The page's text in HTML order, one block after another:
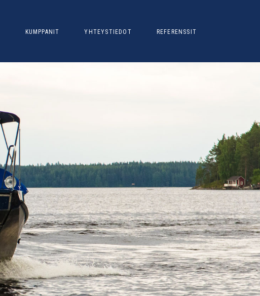
KUMPPANIT YHTEYSTIEDOT REFERENSSIT